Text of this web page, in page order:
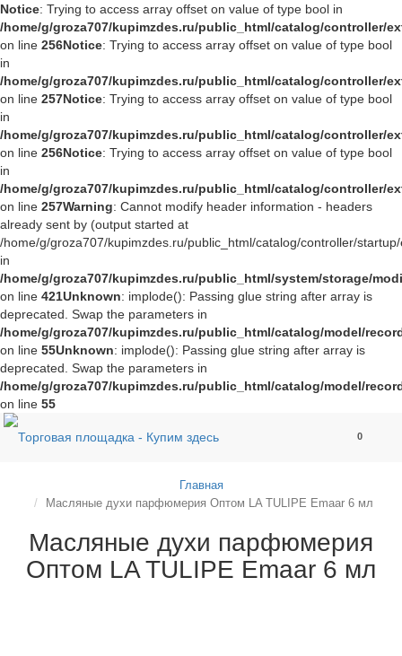
Notice: Trying to access array offset on value of type bool in
/home/g/groza707/kupimzdes.ru/public_html/catalog/controller/
on line 256Notice: Trying to access array offset on value of type bool
in
/home/g/groza707/kupimzdes.ru/public_html/catalog/controller/
on line 257Notice: Trying to access array offset on value of type bool
in
/home/g/groza707/kupimzdes.ru/public_html/catalog/controller/
on line 256Notice: Trying to access array offset on value of type bool
in
/home/g/groza707/kupimzdes.ru/public_html/catalog/controller/
on line 257Warning: Cannot modify header information - headers
already sent by (output started at
/home/g/groza707/kupimzdes.ru/public_html/catalog/controller/
in
/home/g/groza707/kupimzdes.ru/public_html/system/storage/
on line 421Unknown: implode(): Passing glue string after array is
deprecated. Swap the parameters in
/home/g/groza707/kupimzdes.ru/public_html/catalog/model/
on line 55Unknown: implode(): Passing glue string after array is
deprecated. Swap the parameters in
/home/g/groza707/kupimzdes.ru/public_html/catalog/model/
on line 55
0
Главная
Масляные духи парфюмерия Оптом LA TULIPE Emaar 6 мл
Масляные духи парфюмерия
Оптом LA TULIPE Emaar 6 мл